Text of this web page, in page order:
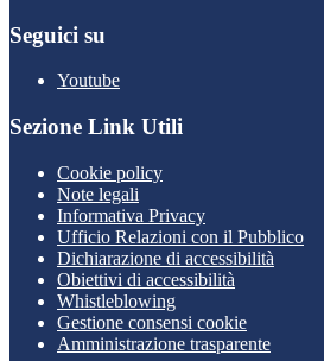
Seguici su
Youtube
Sezione Link Utili
Cookie policy
Note legali
Informativa Privacy
Ufficio Relazioni con il Pubblico
Dichiarazione di accessibilità
Obiettivi di accessibilità
Whistleblowing
Gestione consensi cookie
Amministrazione trasparente